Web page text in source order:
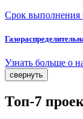
Срок выполнения
Узнать больше о
свернуть
Топ-7